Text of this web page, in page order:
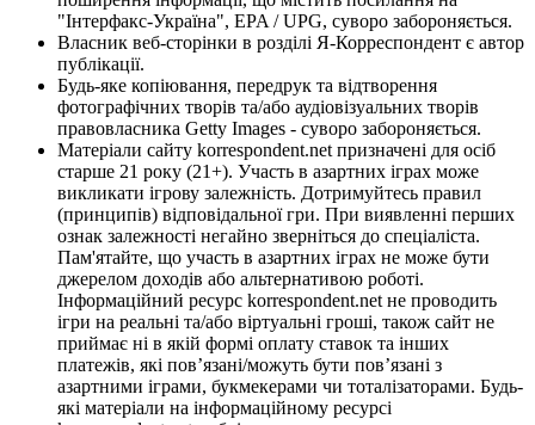
"Інтерфакс-Україна", EPA / UPG, суворо забороняється.
Власник веб-сторінки в розділі Я-Корреспондент є автор
публікації.
Будь-яке копіювання, передрук та відтворення
фотографічних творів та/або аудіовізуальних творів
правовласника Getty Images - суворо забороняється.
Матеріали сайту korrespondent.net призначені для осіб
старше 21 року (21+). Участь в азартних іграх може
викликати ігрову залежність. Дотримуйтесь правил
(принципів) відповідальної гри. При виявленні перших
ознак залежності негайно зверніться до спеціаліста.
Пам'ятайте, що участь в азартних іграх не може бути
джерелом доходів або альтернативою роботі.
Інформаційний ресурс korrespondent.net не проводить
ігри на реальні та/або віртуальні гроші, також сайт не
приймає ні в якій формі оплату ставок та інших
платежів, які пов’язані/можуть бути пов’язані з
азартними іграми, букмекерами чи тоталізаторами. Будь-
які матеріали на інформаційному ресурсі